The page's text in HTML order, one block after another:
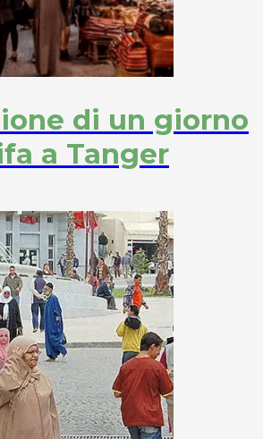
di un giorno
a Tanger